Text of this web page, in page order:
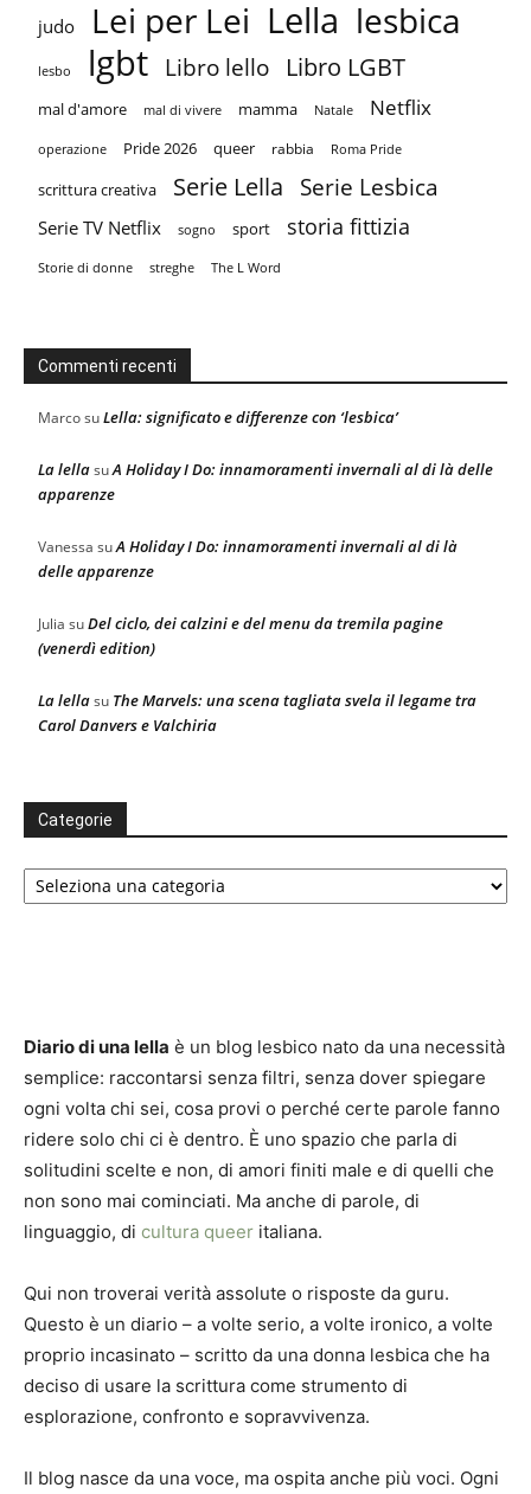
judo Lei per Lei Lella lesbica
lesbo lgbt Libro lello Libro LGBT
mal d'amore mal di vivere mamma Natale Netflix
operazione Pride 2026 queer rabbia Roma Pride
scrittura creativa Serie Lella Serie Lesbica
Serie TV Netflix sogno sport storia fittizia
Storie di donne streghe The L Word
Commenti recenti
MarcosuLella: significato e differenze con ‘lesbica’
La lellasuA Holiday I Do: innamoramenti invernali al di là delle
apparenze
Vanessa suA Holiday I Do: innamoramenti invernali al di là
delle apparenze
Julia suDel ciclo, dei calzini e del menu da tremila pagine
(venerdì edition)
La lellasu The Marvels: una scena tagliata svela il legame tra
Carol Danvers e Valchiria
Categorie
Categorie
Diario di una lella è un blog lesbico nato da una necessità
semplice: raccontarsi senza filtri, senza dover spiegare
ogni volta chi sei, cosa provi o perché certe parole fanno
ridere solo chi ci è dentro. È uno spazio che parla di
solitudini scelte e non, di amori finiti male e di quelli che
non sono mai cominciati. Ma anche di parole, di
linguaggio, di cultura queer italiana.
Qui non troverai verità assolute o risposte da guru.
Questo è un diario – a volte serio, a volte ironico, a volte
proprio incasinato – scritto da una donna lesbica che ha
deciso di usare la scrittura come strumento di
esplorazione, confronto e sopravvivenza.
Il blog nasce da una voce, ma ospita anche più voci. Ogni